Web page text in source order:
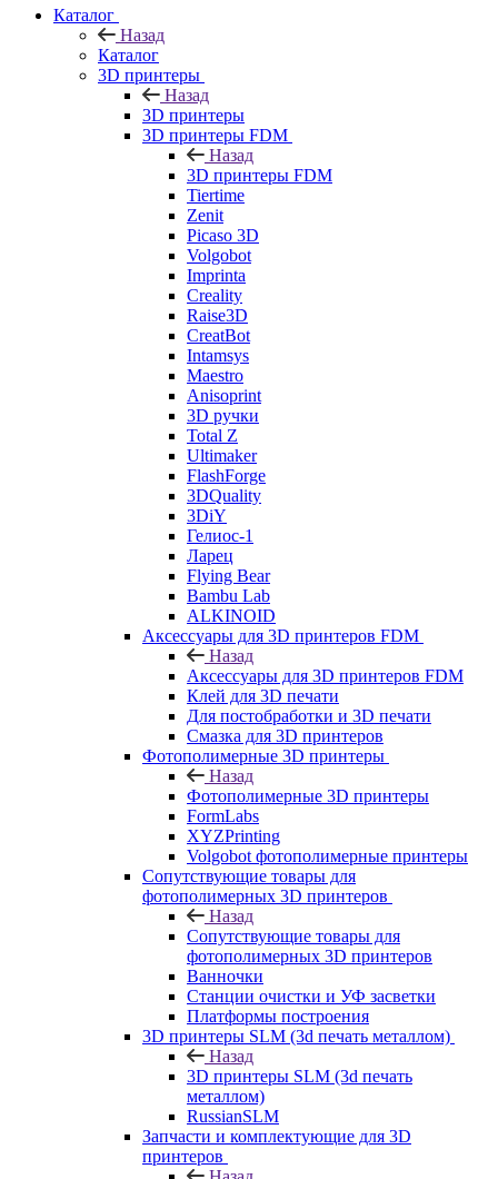
Каталог
Назад
Каталог
3D принтеры
Назад
3D принтеры
3D принтеры FDM
Назад
3D принтеры FDM
Tiertime
Zenit
Picaso 3D
Volgobot
Imprinta
Creality
Raise3D
CreatBot
Intamsys
Maestro
Anisoprint
3D ручки
Total Z
Ultimaker
FlashForge
3DQuality
3DiY
Гелиос-1
Ларец
Flying Bear
Bambu Lab
ALKINOID
Аксессуары для 3D принтеров FDM
Назад
Аксессуары для 3D принтеров FDM
Клей для 3D печати
Для постобработки и 3D печати
Смазка для 3D принтеров
Фотополимерные 3D принтеры
Назад
Фотополимерные 3D принтеры
FormLabs
XYZPrinting
Volgobot фотополимерные принтеры
Сопутствующие товары для
фотополимерных 3D принтеров
Назад
Сопутствующие товары для
фотополимерных 3D принтеров
Ванночки
Станции очистки и УФ засветки
Платформы построения
3D принтеры SLM (3d печать металлом)
Назад
3D принтеры SLM (3d печать
металлом)
RussianSLM
Запчасти и комплектующие для 3D
принтеров